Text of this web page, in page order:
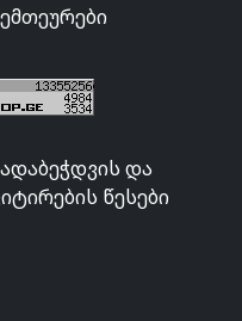
და
წესები